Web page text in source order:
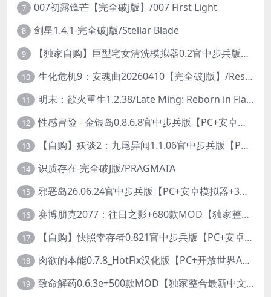
7 007初露锋芒【完全破J版】/007 First Light
8 剑星1.4.1-完全破J版/Stellar Blade
9 【独家自购】巨型宅女清洗模拟器0.2官中步兵版【PC+安卓模拟器+3D互动SLG/开放世界/2026.6.6日新作】/巨人老婆清洗模拟器/Giant Waifu Wash Simulator【3G】
10 生化危机9：安魂曲20260410【完全破J版】/Resident Evil Requiem 9
11 明末：欲火重生1.2.38/Late Ming: Reborn in Flames
12 性感冒险 - 金银岛0.8.6.8官中步兵版【PC+安卓模拟器+3D生存冒险/开放世界/精品沙盒/扶她】/ Sensual Adventures - Treasure Island【9.3G】
13 【自购】妖谈2：九尾异闻1.1.06官中步兵版【PC+安卓模拟器+植物大战僵尸H版+塔防SLG】/Yokai Art 2- Tales of the Nine-Tails【4.13G】
14 识质存在-完全破J版/PRAGMATA
15 邪恶岛26.06.24官中步兵版【PC+安卓模拟器+3D大型生存/动作ACT/开放世界】/Wicked Island【7.53G】
16 赛博朋克2077：往日之影+680款MOD【独家整合最新中文MOD管理器+在线下载1.7万N网MOD】/Cyberpunk 2077 Ver2.31 MOD V2025.11.8
17 【自购】快照幸存者0.821官中步兵版【PC+安卓模拟器+肉鸽生存SLG/盗摄/偷拍】/Snapshot Survivor【643M】
18 肉欲的本能0.7.8_HotFix汉化版【PC+开放世界ACT/大作/UE5超高画质/扶她+超级存档】/Carnal Instinct【7.3G】
19 致命解药0.6.3e+500款MOD【独家整合最新中文MOD管理器+在线下载N网全部MOD】/The Killing Antidote Ver0.6.3e MOD Ver2026.3.12